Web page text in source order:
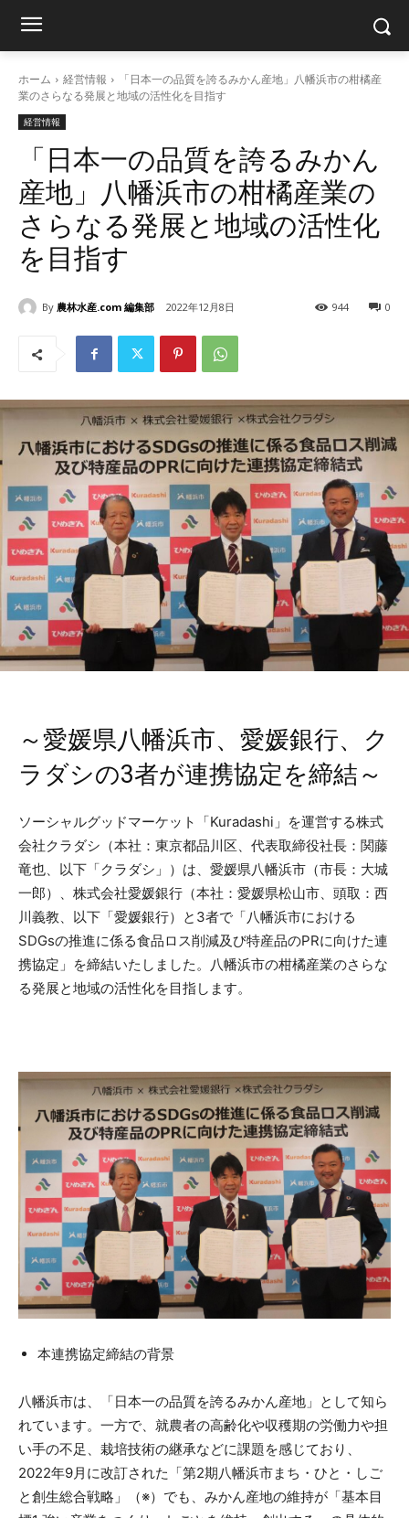
ホーム 経営情報
「日本一の品質を誇るみかん産地」八幡浜市の柑橘産
業のさらなる発展と地域の活性化を目指す
経営情報
「日本一の品質を誇るみかん
産地」八幡浜市の柑橘産業の
さらなる発展と地域の活性化
を目指す
By 農林水産.com 編集部 2022年12月8日 0
944
～愛媛県八幡浜市、愛媛銀行、ク
ラダシの3者が連携協定を締結～
ソーシャルグッドマーケット「Kuradashi」を運営する株式
会社クラダシ（本社：東京都品川区、代表取締役社長：関藤
竜也、以下「クラダシ」）は、愛媛県八幡浜市（市長：大城
一郎）、株式会社愛媛銀行（本社：愛媛県松山市、頭取：西
川義教、以下「愛媛銀行）と3者で「八幡浜市における
SDGsの推進に係る食品ロス削減及び特産品のPRに向けた連
携協定」を締結いたしました。八幡浜市の柑橘産業のさらな
る発展と地域の活性化を目指します。
本連携協定締結の背景
八幡浜市は、「日本一の品質を誇るみかん産地」として知ら
れています。一方で、就農者の高齢化や収穫期の労働力や担
い手の不足、栽培技術の継承などに課題を感じており、
2022年9月に改訂された「第2期八幡浜市まち・ひと・しご
と創生総合戦略」（※）でも、みかん産地の維持が「基本目